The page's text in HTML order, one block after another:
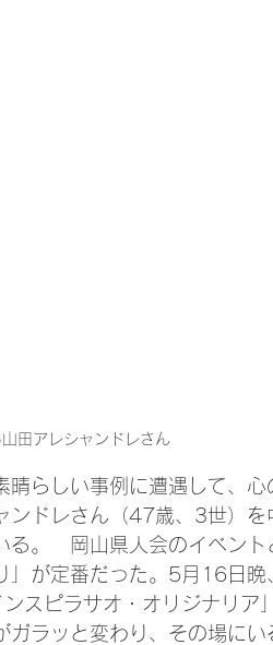
田アレシャンドレさん
らしい事例に遭遇して、心
ンドレさん（47歳、3世）を
。　岡山県人会のイベント
」が定番だった。5月16日晩
スピラサオ・オリジナリア
ラッと変わり、その場にい